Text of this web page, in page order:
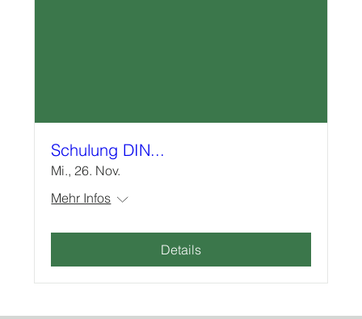
Schulung DIN...
Mi., 26. Nov.
Mehr Infos
Details